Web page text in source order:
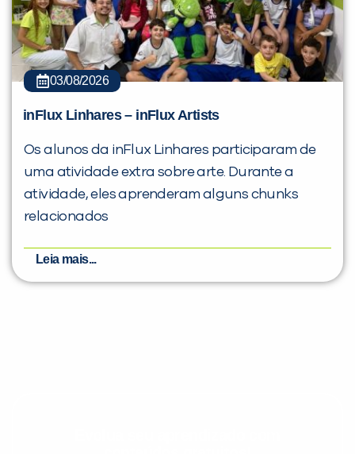
03/08/2026
inFlux Linhares – inFlux Artists
Os alunos da inFlux Linhares participaram de
uma atividade extra sobre arte. Durante a
atividade, eles aprenderam alguns chunks
relacionados
Leia mais...